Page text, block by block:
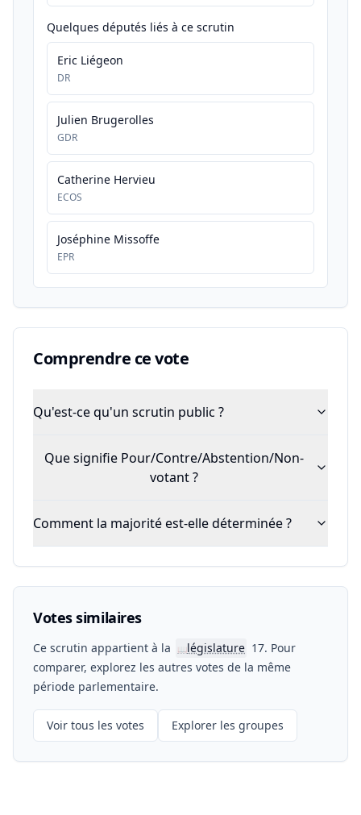
Quelques députés liés à ce scrutin
Eric Liégeon
DR
Julien Brugerolles
GDR
Catherine Hervieu
ECOS
Joséphine Missoffe
EPR
Comprendre ce vote
Qu'est-ce qu'un scrutin public ?
Que signifie Pour/Contre/Abstention/Non-
votant ?
Comment la majorité est-elle déterminée ?
Votes similaires
Ce scrutin appartient à la 📖législature 17. Pour
comparer, explorez les autres votes de la même
période parlementaire.
Voir tous les votes Explorer les groupes